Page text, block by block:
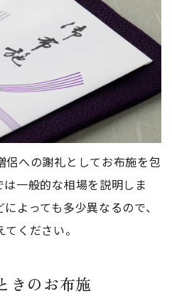
侶への謝礼としてお布施を包
一般的な相場を説明しま
よっても多少異なるので、
ください。
きのお布施